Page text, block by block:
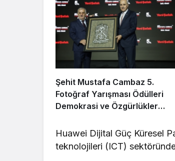
Şehit Mustafa Cambaz 5.
Fotoğraf Yarışması Ödülleri
Demokrasi ve Özgürlükler
Huawei Dijital Güç Küresel
teknolojileri (ICT)